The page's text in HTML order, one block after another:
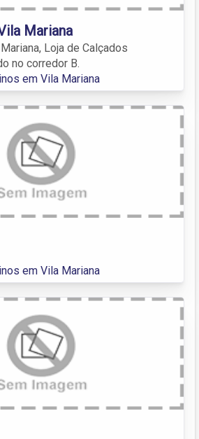
Mariana
Loja de Calçados
no corredor B.
em Vila Mariana
em Vila Mariana